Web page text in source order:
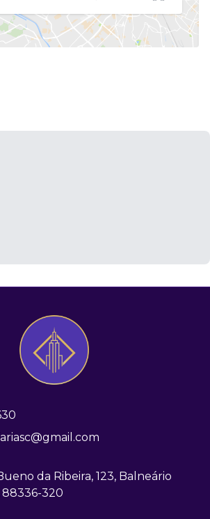
da Ribeira, 123, Balneário
88336-320